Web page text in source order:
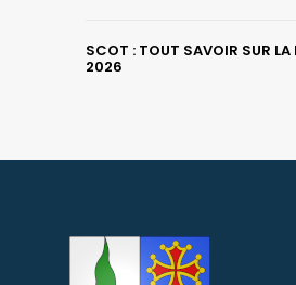
SCOT : TOUT SAVOIR SUR LA
2026